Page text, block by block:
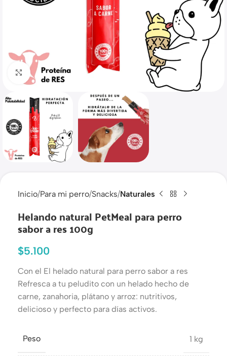
Haga clic para ampliar
Inicio Para mi perro Snacks Naturales
Helando natural PetMeal para perro
sabor a res 100g
$5.100
Con el El helado natural para perro sabor a res
Refresca a tu peludito con un helado hecho de
carne, zanahoria, plátano y arroz: nutritivos,
delicioso y perfecto para días activos.
Peso 1 kg